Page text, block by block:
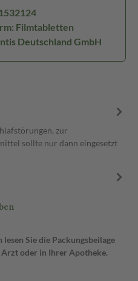
Filmtabletten
Deutschland GmbH
zur
sollte nur dann eingesetzt
Sie die Packungsbeilage
oder in Ihrer Apotheke.